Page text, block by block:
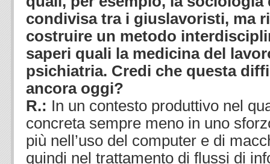
condivisa tra i giuslavoristi, ma
costruire un metodo
saperi quali la medicina del
psichiatria. Credi che questa
ancora oggi?
R.: In un contesto produttivo nel
concreta sempre meno in uno
più nell’uso del computer e di
quindi nel trattamento di flussi di